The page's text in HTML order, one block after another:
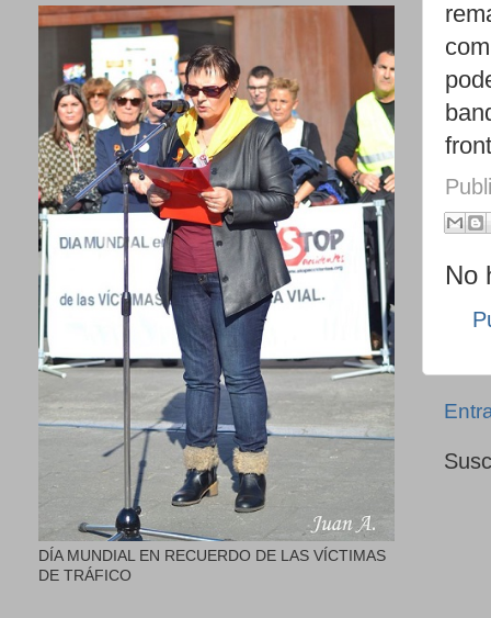
No
DÍA MUNDIAL EN RECUERDO DE LAS VÍCTIMAS
DE TRÁFICO